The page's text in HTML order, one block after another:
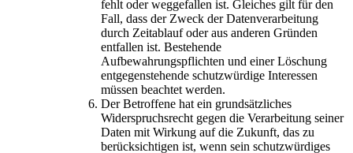
fehlt oder weggefallen ist. Gleiches gilt für den
Fall, dass der Zweck der Datenverarbeitung
durch Zeitablauf oder aus anderen Gründen
entfallen ist. Bestehende
Aufbewahrungspflichten und einer Löschung
entgegenstehende schutzwürdige Interessen
müssen beachtet werden.
Der Betroffene hat ein grundsätzliches
Widerspruchsrecht gegen die Verarbeitung seiner
Daten mit Wirkung auf die Zukunft, das zu
berücksichtigen ist, wenn sein schutzwürdiges